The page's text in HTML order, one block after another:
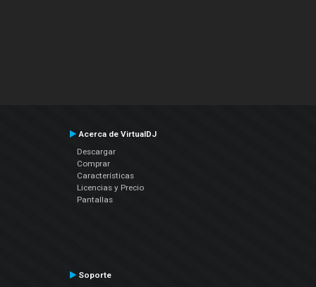
Acerca de VirtualDJ
Descargar
Comprar
Características
Licencias y Precio
Pantallas
Soporte